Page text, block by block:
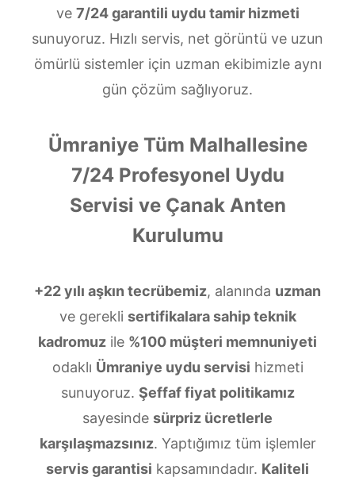
ve 7/24 garantili uydu tamir hizmeti
sunuyoruz. Hızlı servis, net görüntü ve uzun
ömürlü sistemler için uzman ekibimizle aynı
gün çözüm sağlıyoruz.
Ümraniye Tüm Malhallesine
7/24 Profesyonel Uydu
Servisi ve Çanak Anten
Kurulumu
+22 yılı aşkın tecrübemiz, alanında uzman
ve gerekli sertifikalara sahip teknik
kadromuz ile %100 müşteri memnuniyeti
odaklı Ümraniye uydu servisi hizmeti
sunuyoruz. Şeffaf fiyat politikamız
sayesinde sürpriz ücretlerle
karşılaşmazsınız. Yaptığımız tüm işlemler
servis garantisi kapsamındadır. Kaliteli